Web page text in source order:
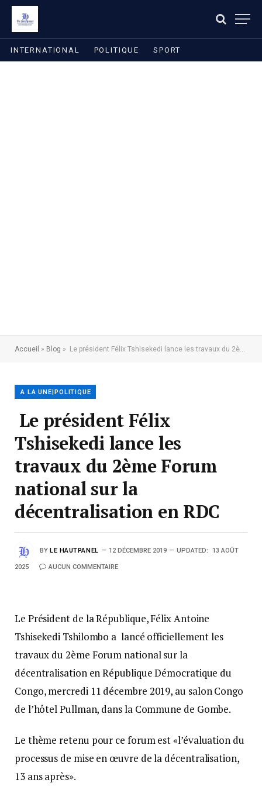
INTERNATIONAL POLITIQUE SPORT
Accueil » Blog » Le président Félix Tshisekedi lance les travaux du 2ème Forum national sur la décentralisation en RDC
A LA UNE|POLITIQUE
Le président Félix
Tshisekedi lance les
travaux du 2ème Forum
national sur la
décentralisation en RDC
BY LE HAUTPANEL 12 DÉCEMBRE 2019 UPDATED: 13 AOÛT
2025 AUCUN COMMENTAIRE
Le Président de la République, Félix Antoine
Tshisekedi Tshilombo a lancé officiellement les
travaux du 2ème Forum national sur la
décentralisation en République Démocratique du
Congo, mercredi 11 décembre 2019, au salon Congo
de l’hôtel Pullman, dans la Commune de Gombe.
Le thème retenu pour ce forum est «l’évaluation du
processus de mise en œuvre de la décentralisation,
13 ans après».